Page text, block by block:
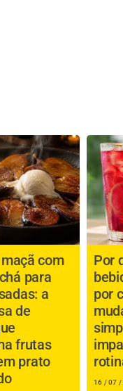
com
para
a
de
frutas
prato
Por
por
16 / 07 /